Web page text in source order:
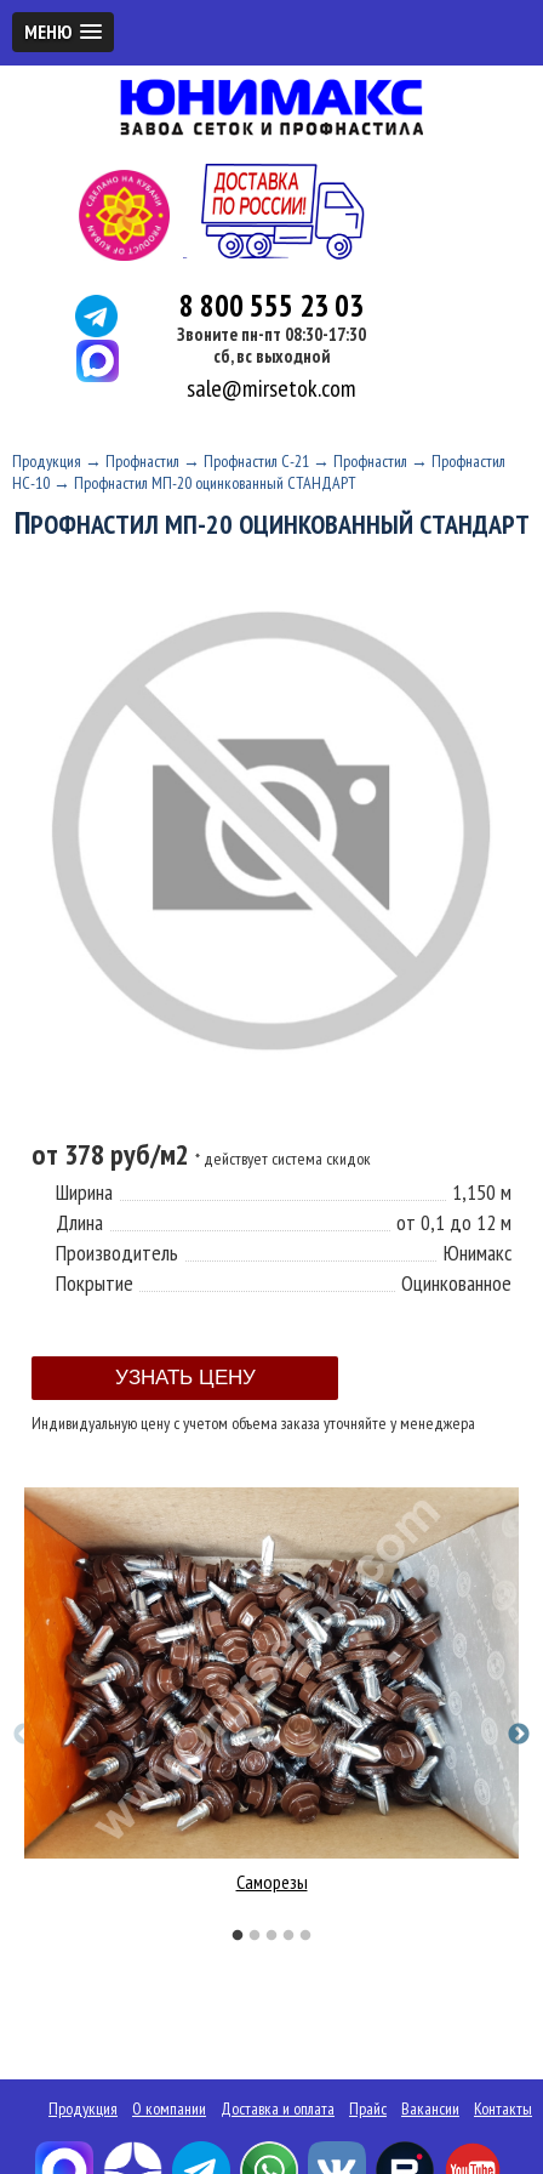
МЕНЮ
8 800 555 23 03
Звоните пн-пт 08:30-17:30
сб, вс выходной
sale@mirsetok.com
Продукция → Профнастил → Профнастил С-21 → Профнастил → Профнастил
НС-10 → Профнастил МП-20 оцинкованный СТАНДАРТ
ПРОФНАСТИЛ МП-20 ОЦИНКОВАННЫЙ СТАНДАРТ
от 378 руб/м2 * действует система скидок
Ширина
1,150 м
Длина
от 0,1 до 12 м
Производитель
Юнимакс
Покрытие
Оцинкованное
Индивидуальную цену с учетом объема заказа уточняйте у менеджера
Саморезы
Продукция О компании Доставка и оплата Прайс Вакансии Контакты